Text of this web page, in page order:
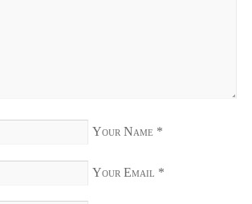
Your Name *
Your Email *